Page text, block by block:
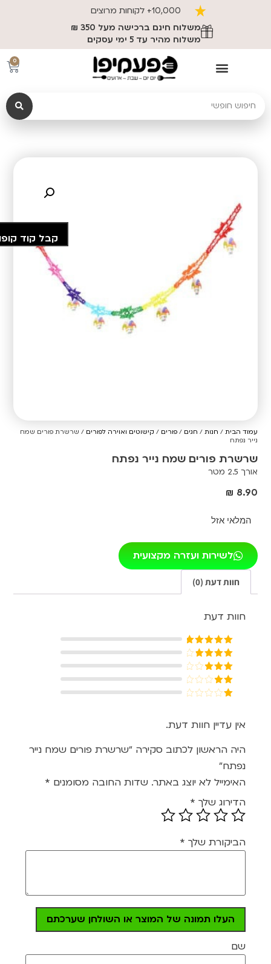
10,000+ לקוחות מרוצים
משלוח חינם ברכישה מעל 350 ₪
משלוח מהיר עד 5 ימי עסקים
0
עמוד הבית / חנות / חגים /פורים / קישוטים ואוירה לפורים / שרשרת פורים שמח
נייר נפתח
שרשרת פורים שמח נייר נפתח
אורך 2.5 מטר
₪ 8.90
המלאי אזל
לשירות ועזרה מקצועית
חוות דעת (0)
חוות דעת
דורג5מתוך
5
דורג4
מתוך 5
דורג3
מתוך 5
דורג
מתוך
5
אין עדיין חוות דעת.
היה הראשון לכתוב סקירה “שרשרת פורים שמח נייר
נפתח”
האימייל לא יוצג באתר. שדות החובה מסומנים *
הדירוג שלך *
הביקורת שלך *
העלו תמונה של המוצר או השולחן שערכתם
שם
קבל קוד